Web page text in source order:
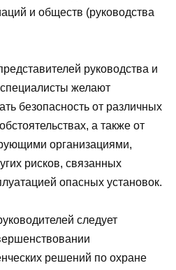
и обществ (руководства
руководства и
желают
безопасность от различных
а также от
организациями,
рисков, связанных
опасных установок.
следует
решений по охране